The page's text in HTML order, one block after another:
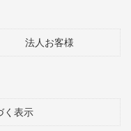
法人お客様
く表示